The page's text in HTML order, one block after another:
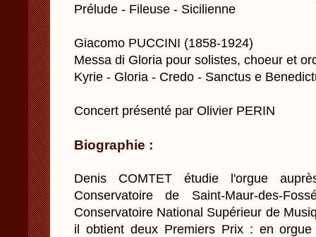
Prélude - Fileuse - Sicilienne
Giacomo PUCCINI (1858-1924)
Messa di Gloria pour solistes, choeur et
Kyrie - Gloria - Credo - Sanctus e
Concert présenté par Olivier PERIN
Biographie :
Denis COMTET étudie l'orgue
Conservatoire de Saint-Maur-des-
Conservatoire National Supérieur de
il obtient deux Premiers Prix : en